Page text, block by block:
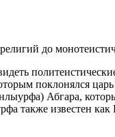
до
поклонялся
Абгара,
также известен